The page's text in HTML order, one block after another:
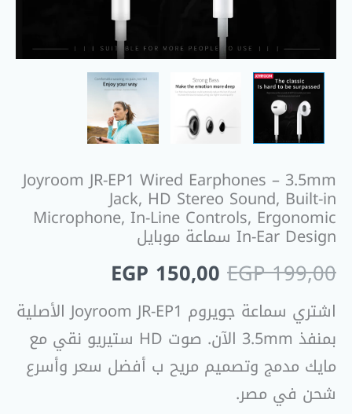
Joyroom JR-EP1 Wired Earphones – 3.5mm
Jack, HD Stereo Sound, Built-in
Microphone, In-Line Controls, Ergonomic
In-Ear Design سماعة موبايل
EGP199,00
EGP 150,00
اشتري سماعة جويروم Joyroom JR-EP1 الأصلية
بمنفذ 3.5mm الآن. صوت HD ستيريو نقي مع
مايك مدمج وتصميم مريح ب أفضل سعر وأسرع
شحن في مصر.
Microphone,
In-
Line
Controls,
Ergonomic
Ear
Design
سماعة
موبايل